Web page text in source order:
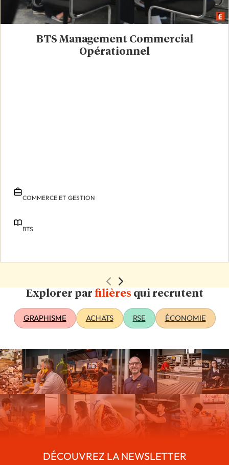
BTS Management Commercial
Opérationnel
COMMERCE ET GESTION
BTS
Explorer par filières qui recrutent
GRAPHISME ACHATS RSE ÉCONOMIE
DÉCOUVREZ LA NEWSLETTER